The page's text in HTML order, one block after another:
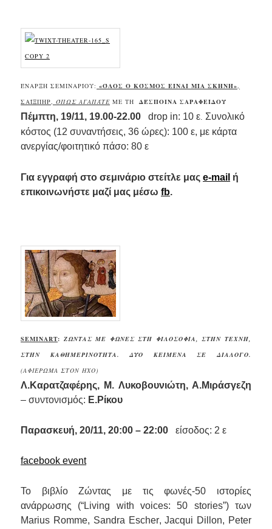
ΈΝΑΡΞΗ ΣΕΜΙΝΑΡΊΟΥ: «ΌΛΟΣ Ο ΚΌΣΜΟΣ ΕΊΝΑΙ ΜΊΑ ΣΚΗΝΉ»
ΣΑΊΞΠΗΡ,ΌΠΩΣ ΑΓΑΠΆΤΕ ΜΕ ΤΗΔΈΣΠΟΙΝΑ ΣΑΡΑΦΕΊΔΟΥ
Πέμπτη, 19/11, 19.00-22.00 drop in: 10 ε Συνολικό
κόστος (12 συναντήσεις, 36 ώρες): 100 ε, με κάρτα
ανεργίας/φοιτητικό πάσο: 80 ε
Για εγγραφή στο σεμινάριο στείτλε μαςe-mail ή
επικοινωνήστε μαζί μας μέσωfb.
SEMINART: ZΏΝΤΑΣ ΜΕ ΦΩΝΈΣ ΣΤΗ ΦΙΛΟΣΟΦΊΑ, ΣΤΗΝ ΤΈΧΝΗ,
ΣΤΗΝ ΚΑΘΗΜΕΡΙΝΌΤΗΤΑ. ΔΎΟ ΚΕΊΜΕΝΑ ΣΕ ΔΙΆΛΟΓΟ.
(ΑΦΙΈΡΩΜΑ ΣΤΟΝ ΉΧΟ)
Λ.Καρατζαφέρης, Μ. Λυκοβουνιώτη, Α.Μιράσγεζη
–συντονισμός: Ε.Ρίκου
Παρασκευή, 20/11, 20:00 – 22:00είσοδος: 2 ε
facebook event
Το βιβλίοΖώντας με τις φωνές-50 ιστορίες
ανάρρωσης (“Living with voices: 50 stories”) των
Marius Romme, Sandra Escher,Jacqui Dillon, Peter